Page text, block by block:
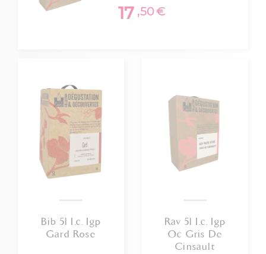
17 ,50€
Bib 5l I.c. Igp
Gard Rose
Rav 5l I.c. Igp
Oc Gris De
Cinsault